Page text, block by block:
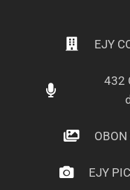
EJY
432
EJY